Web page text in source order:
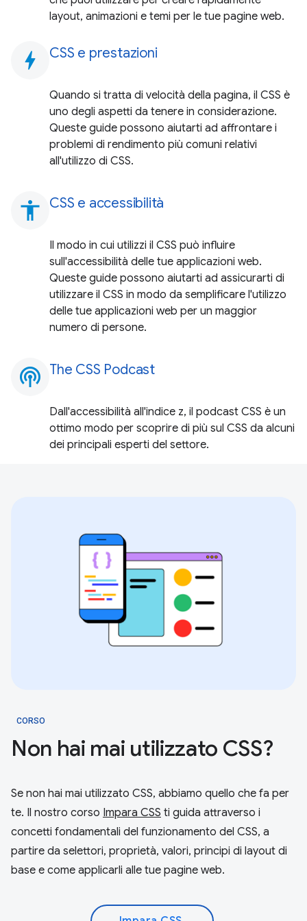
layout, animazioni e temi per le tue pagine web.
bolt CSS e prestazioni
Quando si tratta di velocità della pagina, il CSS è
uno degli aspetti da tenere in considerazione.
Queste guide possono aiutarti ad affrontare i
problemi di rendimento più comuni relativi
all'utilizzo di CSS.
accessibility CSS e accessibilità
Il modo in cui utilizzi il CSS può influire
sull'accessibilità delle tue applicazioni web.
Queste guide possono aiutarti ad assicurarti di
utilizzare il CSS in modo da semplificare l'utilizzo
delle tue applicazioni web per un maggior
numero di persone.
podcasts The CSS Podcast
Dall'accessibilità all'indice z, il podcast CSS è un
ottimo modo per scoprire di più sul CSS da alcuni
dei principali esperti del settore.
CORSO
Non hai mai utilizzato CSS?
Se non hai mai utilizzato CSS, abbiamo quello che fa per
te. Il nostro corso Impara CSS ti guida attraverso i
concetti fondamentali del funzionamento del CSS, a
partire da selettori, proprietà, valori, principi di layout di
base e come applicarli alle tue pagine web.